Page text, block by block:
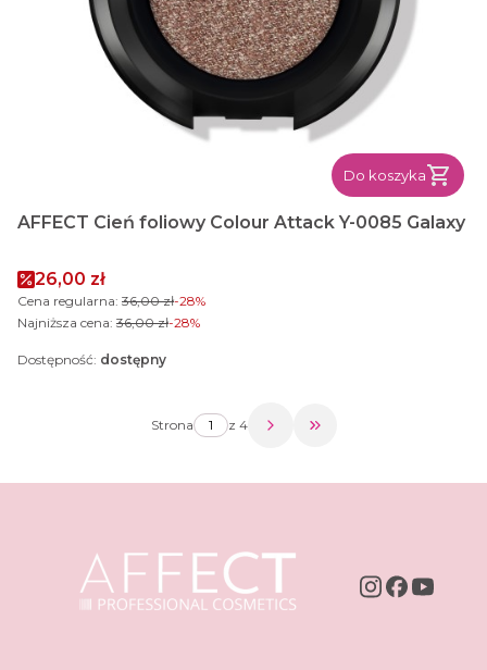
Do koszyka
AFFECT Cień foliowy Colour Attack Y-0085 Galaxy
Cena promocyjna
26,00 zł
Cena regularna: 36,00 zł-28%
Najniższa cena: 36,00 zł-28%
Dostępność: dostępny
Strona z 4 Przejdź do ostatniej